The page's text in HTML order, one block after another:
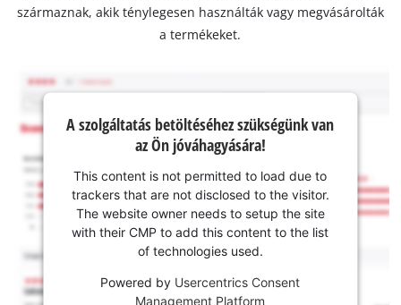
származnak, akik ténylegesen használták vagy megvásárolták
a termékeket.
A szolgáltatás betöltéséhez szükségünk van
az Ön jóváhagyására!
This content is not permitted to load due to
trackers that are not disclosed to the visitor.
The website owner needs to setup the site
with their CMP to add this content to the list
of technologies used.
Powered by Usercentrics Consent
Management Platform